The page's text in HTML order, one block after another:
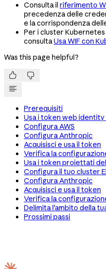
Consulta il riferimento
precedenza delle
e la corrispondenza
Per i cluster Kubernetes
consultaUsa WIF con
Was this page helpful?
 
Prerequisiti
Usa i token web identity
Configura AWS
Configura Anthropic
Acquisisci e usa il token
Verifica la
Usa i token proiettati
Configura il tuo cluster
Configura Anthropic
Acquisisci e usa il token
Verifica la
Delimita l'ambito della
Prossimi passi